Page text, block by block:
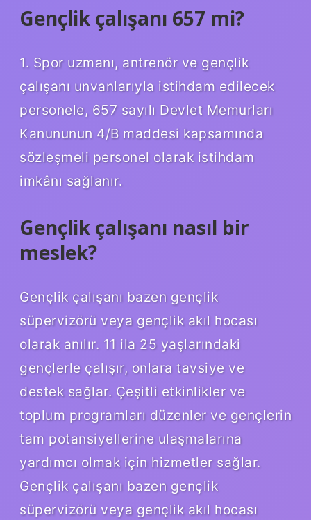
Gençlik çalışanı 657 mi?
1. Spor uzmanı, antrenör ve gençlik
çalışanı unvanlarıyla istihdam edilecek
personele, 657 sayılı Devlet Memurları
Kanununun 4/B maddesi kapsamında
sözleşmeli personel olarak istihdam
imkânı sağlanır.
Gençlik çalışanı nasıl bir
meslek?
Gençlik çalışanı bazen gençlik
süpervizörü veya gençlik akıl hocası
olarak anılır. 11 ila 25 yaşlarındaki
gençlerle çalışır, onlara tavsiye ve
destek sağlar. Çeşitli etkinlikler ve
toplum programları düzenler ve gençlerin
tam potansiyellerine ulaşmalarına
yardımcı olmak için hizmetler sağlar.
Gençlik çalışanı bazen gençlik
süpervizörü veya gençlik akıl hocası